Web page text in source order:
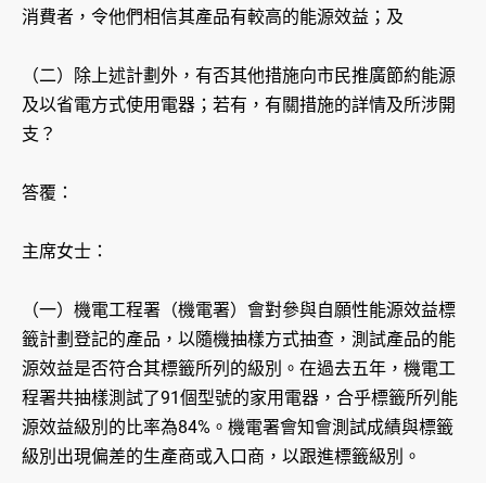
消費者，令他們相信其產品有較高的能源效益；及
（二）除上述計劃外，有否其他措施向市民推廣節約能源
及以省電方式使用電器；若有，有關措施的詳情及所涉開
支？
答覆：
主席女士：
（一）機電工程署（機電署）會對參與自願性能源效益標
籤計劃登記的產品，以隨機抽樣方式抽查，測試產品的能
源效益是否符合其標籤所列的級別。在過去五年，機電工
程署共抽樣測試了91個型號的家用電器，合乎標籤所列能
源效益級別的比率為84%。機電署會知會測試成績與標籤
級別出現偏差的生產商或入口商，以跟進標籤級別。